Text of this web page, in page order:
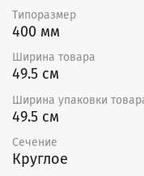
Типоразмер
400 мм
Ширина товара
49.5 см
Ширина упаковки
49.5 см
Сечение
Круглое